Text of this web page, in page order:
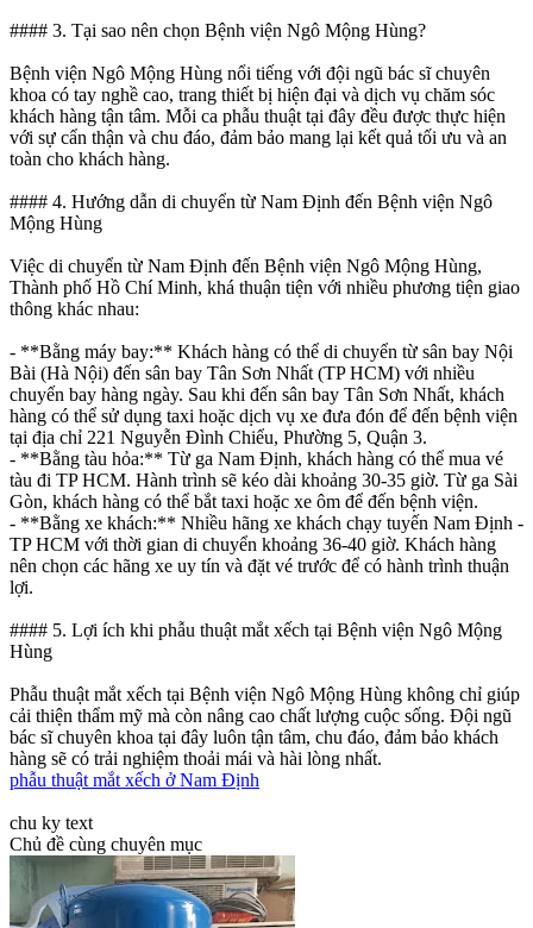
#### 3. Tại sao nên chọn Bệnh viện Ngô Mộng Hùng?
Bệnh viện Ngô Mộng Hùng nổi tiếng với đội ngũ bác sĩ chuyên
khoa có tay nghề cao, trang thiết bị hiện đại và dịch vụ chăm sóc
khách hàng tận tâm. Mỗi ca phẫu thuật tại đây đều được thực hiện
với sự cẩn thận và chu đáo, đảm bảo mang lại kết quả tối ưu và an
toàn cho khách hàng.
#### 4. Hướng dẫn di chuyển từ Nam Định đến Bệnh viện Ngô
Mộng Hùng
Việc di chuyển từ Nam Định đến Bệnh viện Ngô Mộng Hùng,
Thành phố Hồ Chí Minh, khá thuận tiện với nhiều phương tiện giao
thông khác nhau:
- **Bằng máy bay:** Khách hàng có thể di chuyển từ sân bay Nội
Bài (Hà Nội) đến sân bay Tân Sơn Nhất (TP HCM) với nhiều
chuyến bay hàng ngày. Sau khi đến sân bay Tân Sơn Nhất, khách
hàng có thể sử dụng taxi hoặc dịch vụ xe đưa đón để đến bệnh viện
tại địa chỉ 221 Nguyễn Đình Chiểu, Phường 5, Quận 3.
- **Bằng tàu hỏa:** Từ ga Nam Định, khách hàng có thể mua vé
tàu đi TP HCM. Hành trình sẽ kéo dài khoảng 30-35 giờ. Từ ga Sài
Gòn, khách hàng có thể bắt taxi hoặc xe ôm để đến bệnh viện.
- **Bằng xe khách:** Nhiều hãng xe khách chạy tuyến Nam Định -
TP HCM với thời gian di chuyển khoảng 36-40 giờ. Khách hàng
nên chọn các hãng xe uy tín và đặt vé trước để có hành trình thuận
lợi.
#### 5. Lợi ích khi phẫu thuật mắt xếch tại Bệnh viện Ngô Mộng
Hùng
Phẫu thuật mắt xếch tại Bệnh viện Ngô Mộng Hùng không chỉ giúp
cải thiện thẩm mỹ mà còn nâng cao chất lượng cuộc sống. Đội ngũ
bác sĩ chuyên khoa tại đây luôn tận tâm, chu đáo, đảm bảo khách
hàng sẽ có trải nghiệm thoải mái và hài lòng nhất.
phẫu thuật mắt xếch ở Nam Định
chu ky text
Chủ đề cùng chuyên mục